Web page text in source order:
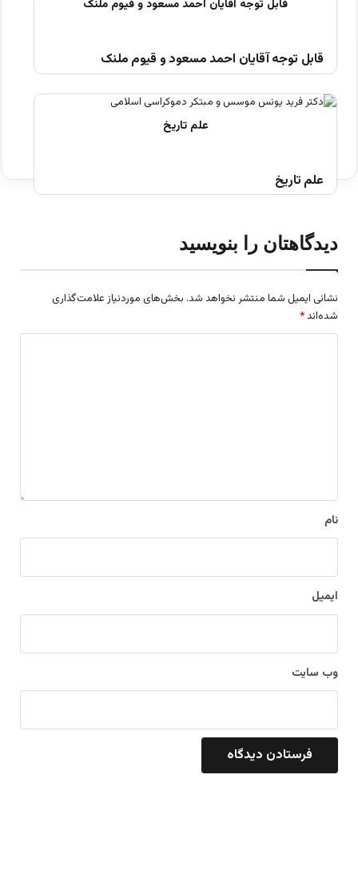
قابل توجه آقایان احمد مسعود و قیوم ملنک
علم تاریخ
دیدگاهتان را بنویسید
نشانی ایمیل شما منتشر نخواهد شد. بخش‌های موردنیاز علامت‌گذاری
شده‌اند *
نام
ایمیل
وب‌ سایت